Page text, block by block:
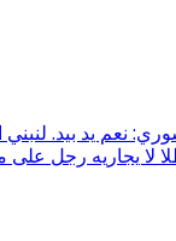
نعم يد بيد.
لا يجاريه رجل على